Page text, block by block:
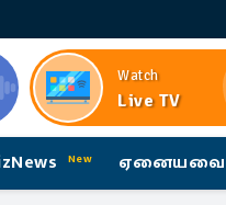
Watch
Live TV
New ஏனையவை